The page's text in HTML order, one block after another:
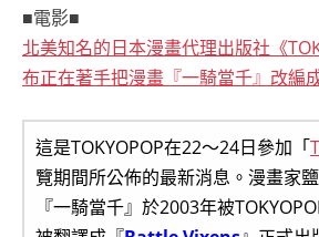
■電影■
北美知名的日本漫畫代理出版社《
布正在著手把漫畫『一騎當千』改編
這是TOKYOPOP在22～24日參加「
覽期間所公佈的最新消息。漫畫家
『一騎當千』於2003年被